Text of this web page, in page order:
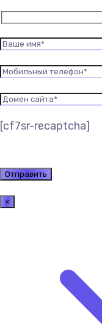
[cf7sr-recaptcha]
×